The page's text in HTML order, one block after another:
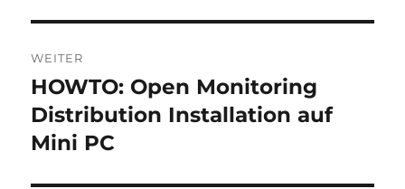
WEITER
Nächster
Beitrag:
HOWTO: Open Monitoring
Distribution Installation auf
Mini PC